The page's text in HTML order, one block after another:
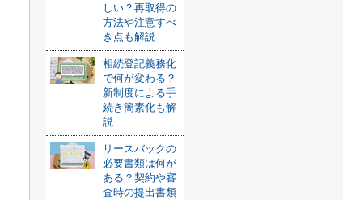
しい？再取得の
方法や注意すべ
き点も解説
相続登記義務化
で何が変わる？
新制度による手
続き簡素化も解
説
リースバックの
必要書類は何が
ある？契約や審
査時の提出書類